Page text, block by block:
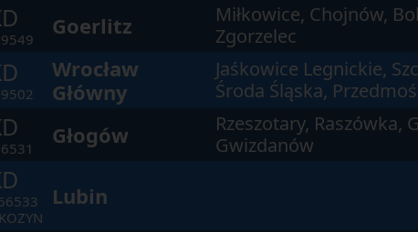
Goerlitz
Miłkowice, Chojnów,
Zgorzelec
Wrocław
Główny
Jaśkowice Legnickie,
Środa Śląska,
Głogów
Rzeszotary, Raszówka,
Gwizdanów
Lubin